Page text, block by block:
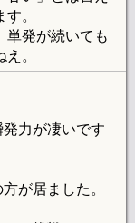
。
単発が続いても
。
力が凄いです
が居ました。